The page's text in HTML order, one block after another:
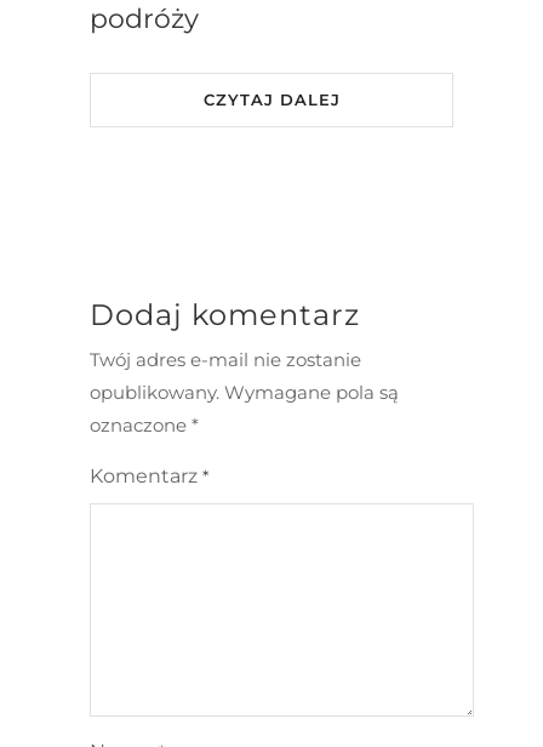
podróży
CZYTAJ DALEJ
Dodaj komentarz
Twój adres e-mail nie zostanie
opublikowany. Wymagane pola są
oznaczone *
Komentarz *